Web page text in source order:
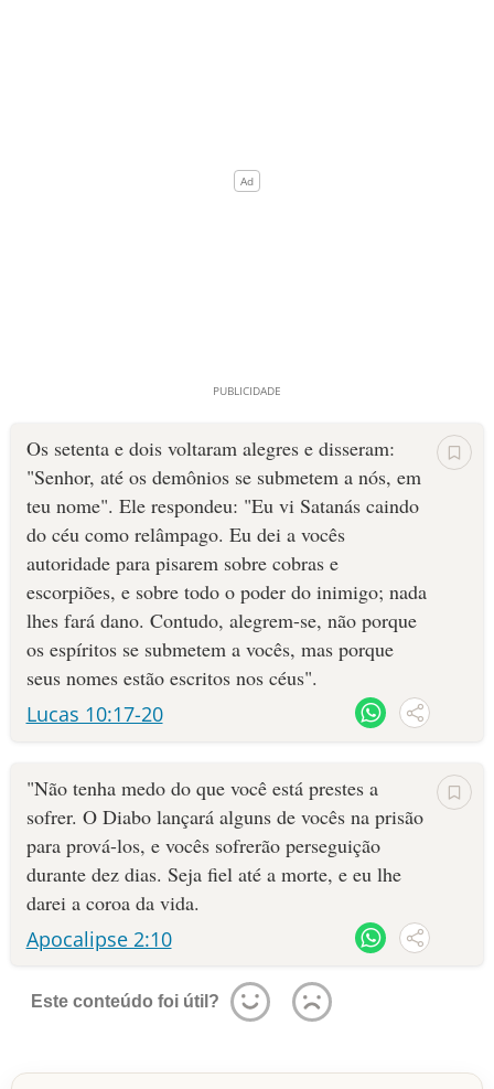
Os setenta e dois voltaram alegres e disseram:
"Senhor, até os demônios se submetem a nós, em
teu nome". Ele respondeu: "Eu vi Satanás caindo
do céu como relâmpago. Eu dei a vocês
autoridade para pisarem sobre cobras e
escorpiões, e sobre todo o poder do inimigo; nada
lhes fará dano. Contudo, alegrem-se, não porque
os espíritos se submetem a vocês, mas porque
seus nomes estão escritos nos céus".
Lucas 10:17-20
"Não tenha medo do que você está prestes a
sofrer. O Diabo lançará alguns de vocês na prisão
para prová-los, e vocês sofrerão perseguição
durante dez dias. Seja fiel até a morte, e eu lhe
darei a coroa da vida.
Apocalipse 2:10
Este conteúdo foi útil?